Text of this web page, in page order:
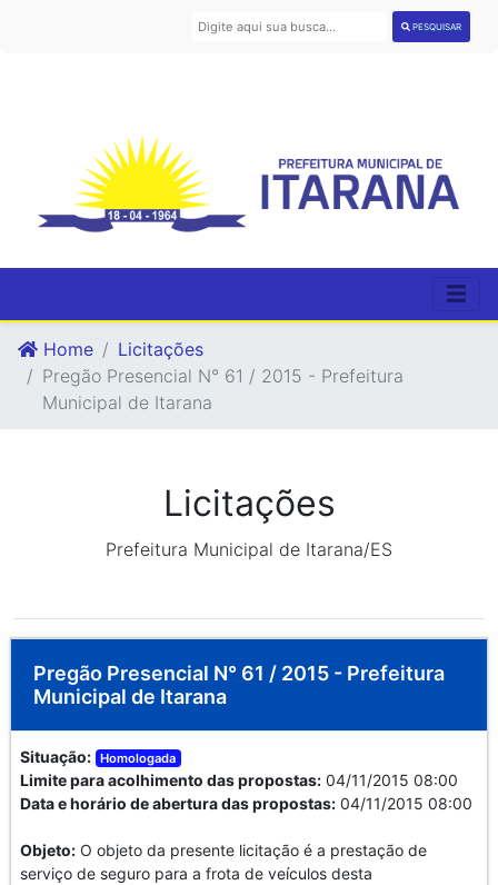
PESQUISAR
Home
Licitações
Pregão Presencial N° 61 / 2015 - Prefeitura
Municipal de Itarana
Licitações
Prefeitura Municipal de Itarana/ES
Pregão Presencial N° 61 / 2015 - Prefeitura
Municipal de Itarana
Situação: Homologada
Limite para acolhimento das propostas: 04/11/2015 08:00
Data e horário de abertura das propostas: 04/11/2015 08:00
Objeto: O objeto da presente licitação é a prestação de
serviço de seguro para a frota de veículos desta